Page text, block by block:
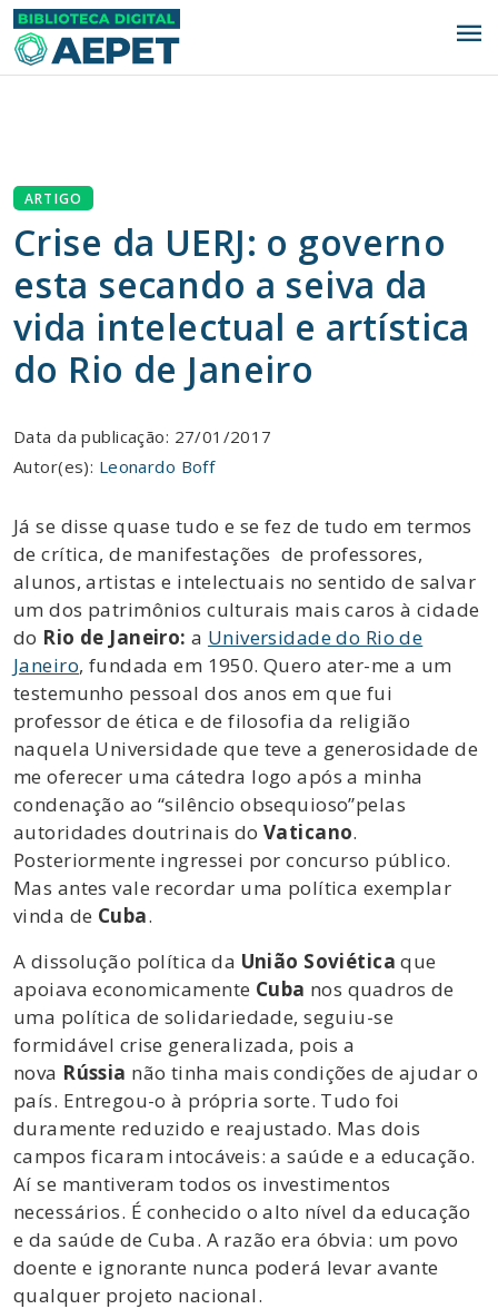
menu
ARTIGO
Crise da UERJ: o governo
esta secando a seiva da
vida intelectual e artística
do Rio de Janeiro
Data da publicação: 27/01/2017
Autor(es): Leonardo Boff
Já se disse quase tudo e se fez de tudo em termos
de crítica, de manifestações de professores,
alunos, artistas e intelectuais no sentido de salvar
um dos patrimônios culturais mais caros à cidade
do Rio de Janeiro: a Universidade do Rio de
Janeiro, fundada em 1950. Quero ater-me a um
testemunho pessoal dos anos em que fui
professor de ética e de filosofia da religião
naquela Universidade que teve a generosidade de
me oferecer uma cátedra logo após a minha
condenação ao “silêncio obsequioso”pelas
autoridades doutrinais doVaticano.
Posteriormente ingressei por concurso público.
Mas antes vale recordar uma política exemplar
vinda de Cuba.
A dissolução política da União Soviética que
apoiava economicamente Cuba nos quadros de
uma política de solidariedade, seguiu-se
formidável crise generalizada, pois a
nova Rússia não tinha mais condições de ajudar o
país. Entregou-o à própria sorte. Tudo foi
duramente reduzido e reajustado. Mas dois
campos ficaram intocáveis: a saúde e a educação.
Aí se mantiveram todos os investimentos
necessários. É conhecido o alto nível da educação
e da saúde de Cuba. A razão era óbvia: um povo
doente e ignorante nunca poderá levar avante
qualquer projeto nacional.